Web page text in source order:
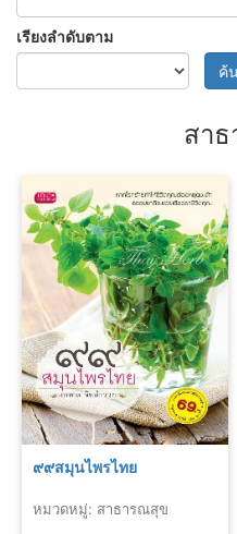
เรียงลำดับตาม
ค้
สา
๙๙สมุนไพรไทย
หมวดหมู่: สาธารณสุข